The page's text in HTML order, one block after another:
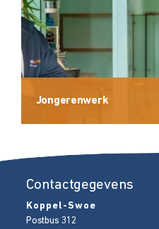
Jongerenwerk
Contactgegevens
Koppel-Swoe
Postbus 312